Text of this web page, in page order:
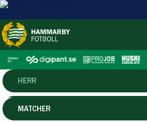
HERR
DAM
MATCHER